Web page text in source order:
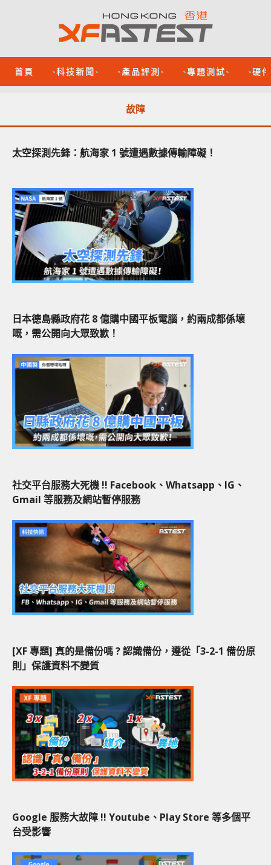
首頁 -科技新聞- -產品評測- -專題測試- -硬
故障
太空探測先鋒：航海家 1 號遭遇數據傳輸障礙！
日本德島縣政府花 8 億購中國平板電腦，約兩成都係壞
嘅，需公開向大眾致歉！
社交平台服務大死機 !! Facebook、Whatsapp、IG、
Gmail 等服務及網站暫停服務
[XF 專題] 真的是備份嗎 ? 認識備份，遵從「3-2-1 備份原
則」保護資料不變質
Google 服務大故障 !! Youtube、Play Store 等多個平
台受影響